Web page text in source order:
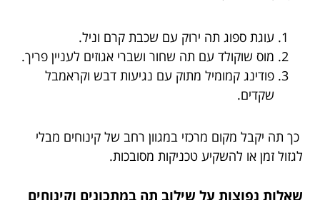
עוגת ספוג תה ירוק עם שכבת קרם וניל.
מוס שוקולד עם תה שחור ושברי אגוזים לעניין פריך.
פודינג קמומיל מתוק עם נגיעות דבש וקראמבל
שקדים.
כך תה יקבל מקום מרכזי במגוון רחב של קינוחים מבלי
לגזול זמן או להשקיע טכניקות מסובכות.
שאלות נפוצות על שילוב תה במתכונים וקינוחים